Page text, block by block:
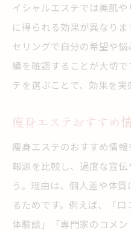
自分に合う美容
訣
エステ比較で理
イシャルエステでは美肌
に得られる効果が異なり
セリングで自分の希望や
績を確認することが大切
テを選ぶことで、効果を実
痩身エステおすすめ
痩身エステのおすすめ情
報源を比較し、過度な宣
う。理由は、個人差や体
るためです。例えば、「
体験談」「専門家のコメ